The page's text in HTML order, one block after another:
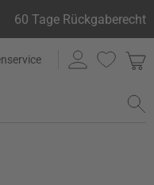
60 Tage Rückgaberecht